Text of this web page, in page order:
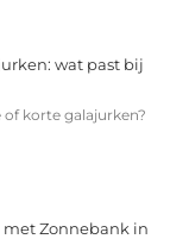
wat past bij
of korte galajurken?
met Zonnebank in